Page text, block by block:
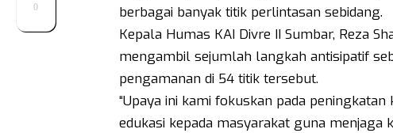
0
berbagai banyak titik perlintasan sebidang.
Kepala Humas KAI Divre II Sumbar, Reza
mengambil sejumlah langkah antisipatif
pengamanan di 54 titik tersebut.
“Upaya ini kami fokuskan pada
edukasi kepada masyarakat guna menjaga